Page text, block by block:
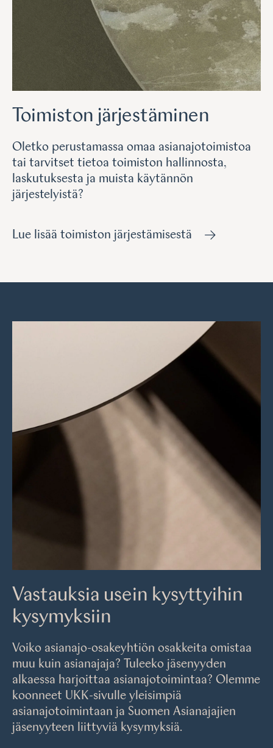
Toimiston järjestäminen
Oletko perustamassa omaa asianajotoimistoa
tai tarvitset tietoa toimiston hallinnosta,
laskutuksesta ja muista käytännön
järjestelyistä?
Lue lisää toimiston järjestämisestä
Vastauksia usein kysyttyihin
kysymyksiin
Voiko asianajo-osakeyhtiön osakkeita omistaa
muu kuin asianajaja? Tuleeko jäsenyyden
alkaessa harjoittaa asianajotoimintaa? Olemme
koonneet UKK-sivulle yleisimpiä
asianajotoimintaan ja Suomen Asianajajien
jäsenyyteen liittyviä kysymyksiä.